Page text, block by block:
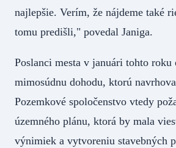
najlepšie. Verím, že nájdeme také
tomu predišli," povedal Janiga.
Poslanci mesta v januári tohto
mimosúdnu dohodu, ktorú
Pozemkové spoločenstvo vtedy
územného plánu, ktorá by mala
výnimiek a vytvoreniu